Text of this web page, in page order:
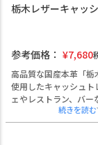
栃木レザーキャッ
参考価格： ¥7,680
高品質な国産本革「栃
使用したキャッシュト
ェやレストラン、バー
品としてはもちろん、
人向け記念品としても